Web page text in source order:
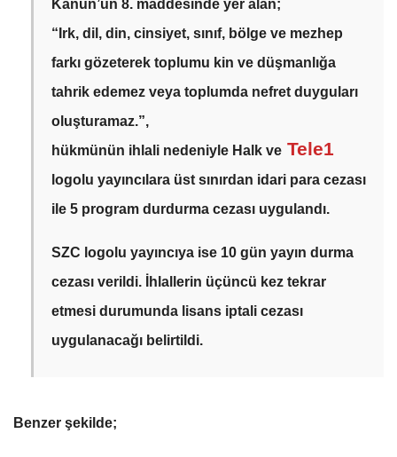
Kanun’un 8. maddesinde yer alan;
“Irk, dil, din, cinsiyet, sınıf, bölge ve mezhep
farkı gözeterek toplumu kin ve düşmanlığa
tahrik edemez veya toplumda nefret duyguları
oluşturamaz.”,
hükmünün ihlali nedeniyle Halk ve Tele1
logolu yayıncılara üst sınırdan idari para cezası
ile 5 program durdurma cezası uygulandı.
SZC logolu yayıncıya ise 10 gün yayın durma
cezası verildi.
İhlallerin üçüncü kez tekrar
etmesi durumunda lisans iptali cezası
uygulanacağı belirtildi.
Benzer şekilde;